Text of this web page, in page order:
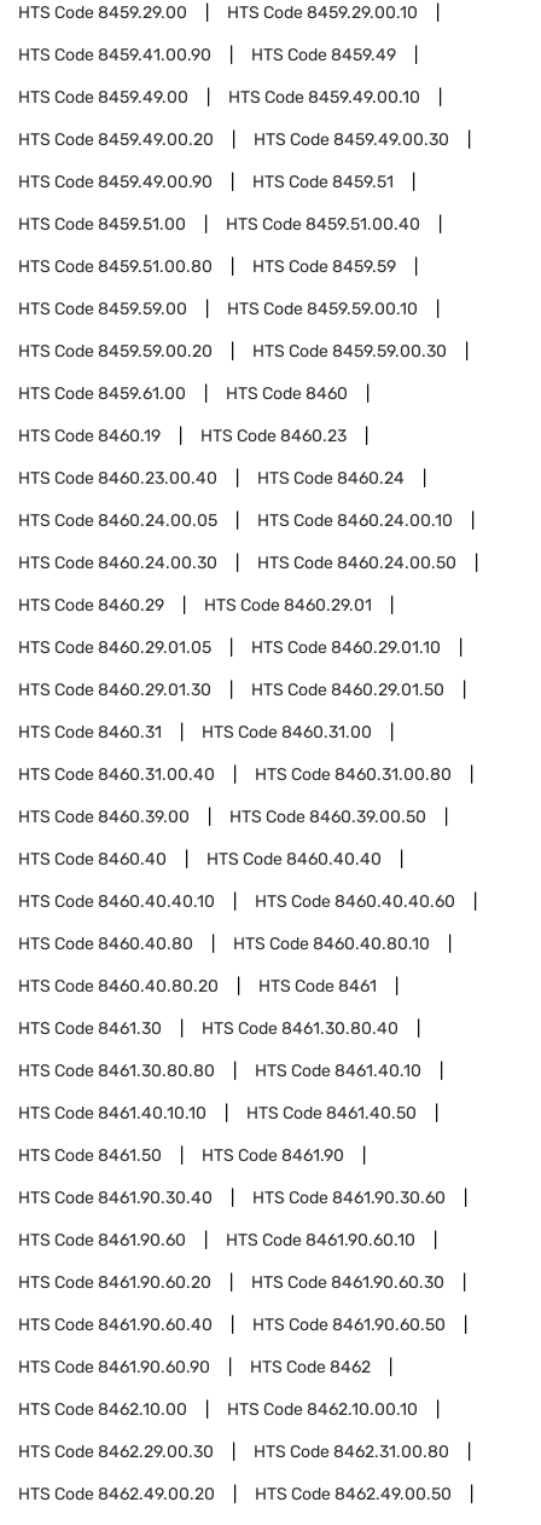
HTS Code8459.29.00 HTS Code8459.29.00.10
HTS Code8459.41.00.90 HTS Code8459.49
HTS Code8459.49.00 HTS Code8459.49.00.10
HTS Code8459.49.00.20 HTS Code8459.49.00.30
HTS Code8459.49.00.90 HTS Code8459.51
HTS Code8459.51.00 HTS Code8459.51.00.40
HTS Code8459.51.00.80 HTS Code8459.59
HTS Code8459.59.00 HTS Code8459.59.00.10
HTS Code8459.59.00.20 HTS Code8459.59.00.30
HTS Code8459.61.00 HTS Code8460
HTS Code8460.19 HTS Code8460.23
HTS Code8460.23.00.40 HTS Code8460.24
HTS Code8460.24.00.05 HTS Code8460.24.00.10
HTS Code8460.24.00.30 HTS Code8460.24.00.50
HTS Code8460.29 HTS Code8460.29.01
HTS Code8460.29.01.05 HTS Code8460.29.01.10
HTS Code8460.29.01.30 HTS Code8460.29.01.50
HTS Code8460.31 HTS Code8460.31.00
HTS Code8460.31.00.40 HTS Code8460.31.00.80
HTS Code8460.39.00 HTS Code8460.39.00.50
HTS Code8460.40 HTS Code8460.40.40
HTS Code8460.40.40.10 HTS Code8460.40.40.60
HTS Code8460.40.80 HTS Code8460.40.80.10
HTS Code8460.40.80.20 HTS Code8461
HTS Code8461.30 HTS Code8461.30.80.40
HTS Code8461.30.80.80 HTS Code8461.40.10
HTS Code8461.40.10.10 HTS Code8461.40.50
HTS Code8461.50 HTS Code8461.90
HTS Code8461.90.30.40 HTS Code8461.90.30.60
HTS Code8461.90.60 HTS Code8461.90.60.10
HTS Code8461.90.60.20 HTS Code8461.90.60.30
HTS Code8461.90.60.40 HTS Code8461.90.60.50
HTS Code8461.90.60.90 HTS Code8462
HTS Code8462.10.00 HTS Code8462.10.00.10
HTS Code8462.29.00.30 HTS Code8462.31.00.80
HTS Code8462.49.00.20 HTS Code8462.49.00.50